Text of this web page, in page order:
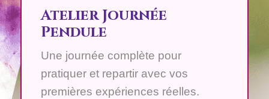
Atelier Journée
Pendule
Une journée complète pour
pratiquer et repartir avec vos
premières expériences réelles.